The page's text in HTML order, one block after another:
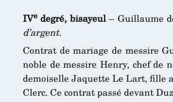
IVe degré, bisayeul– Guillaume
d’argent.
Contrat de mariage de messire
noble de messire Henry, chef de
demoiselle Jaquette Le Lart, fille
Clerc. Ce contrat passé devant